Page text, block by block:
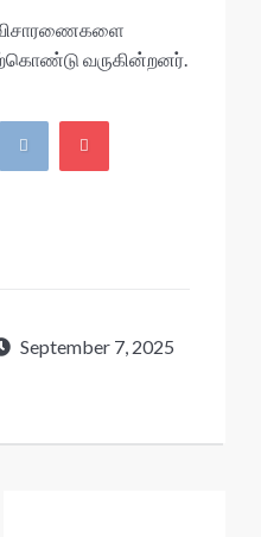
விசாரணைகளை
வருகின்றனர்.
September 7, 2025